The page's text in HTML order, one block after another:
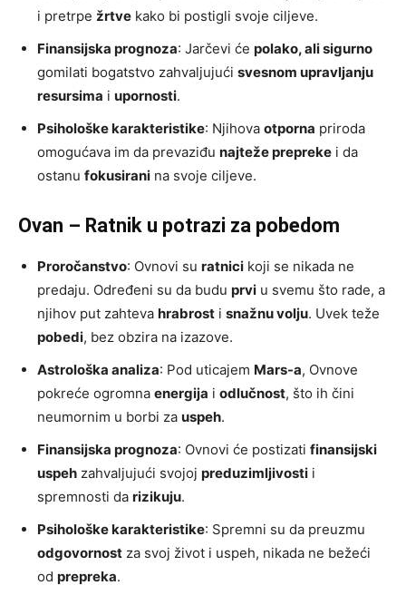
i pretrpe žrtve kako bi postigli svoje ciljeve.
Finansijska prognoza: Jarčevi će polako, ali sigurno
gomilati bogatstvo zahvaljujući svesnom upravljanju
resursima i upornosti.
Psihološke karakteristike: Njihova otporna priroda
omogućava im da prevaziđu najteže prepreke i da
ostanu fokusirani na svoje ciljeve.
Ovan – Ratnik u potrazi za pobedom
Proročanstvo: Ovnovi su ratnici koji se nikada ne
predaju. Određeni su da budu prvi u svemu što rade, a
njihov put zahteva hrabrost i snažnu volju. Uvek teže
pobedi, bez obzira na izazove.
Astrološka analiza: Pod uticajem Mars-a, Ovnove
pokreće ogromna energija i odlučnost, što ih čini
neumornim u borbi za uspeh.
Finansijska prognoza: Ovnovi će postizati finansijski
uspeh zahvaljujući svojoj preduzimljivosti i
spremnosti da rizikuju.
Psihološke karakteristike: Spremni su da preuzmu
odgovornost za svoj život i uspeh, nikada ne bežeći
od prepreka.